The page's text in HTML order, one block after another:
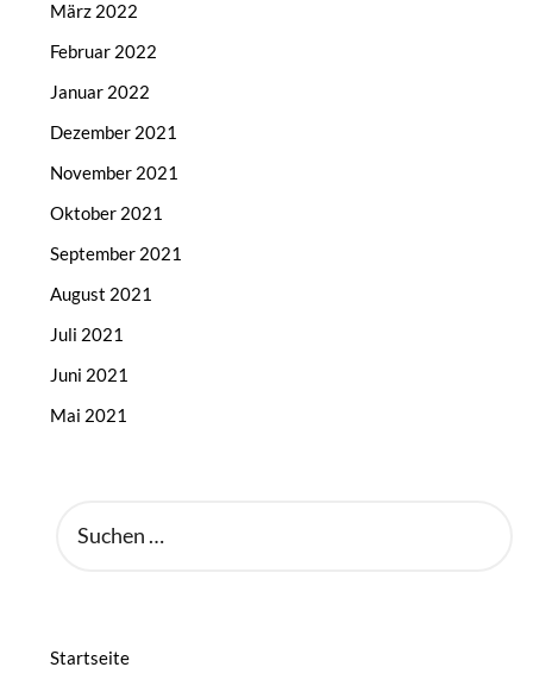
März 2022
Februar 2022
Januar 2022
Dezember 2021
November 2021
Oktober 2021
September 2021
August 2021
Juli 2021
Juni 2021
Mai 2021
NACH:
Startseite